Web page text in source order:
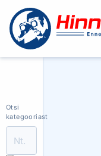
Otsi
kategooriast